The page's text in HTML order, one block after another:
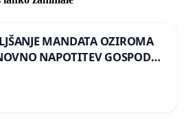
MANDATA OZIROMA
NAPOTITEV GOSPODA
NA VELEPOSLANIŠTVO
V MOSKVI